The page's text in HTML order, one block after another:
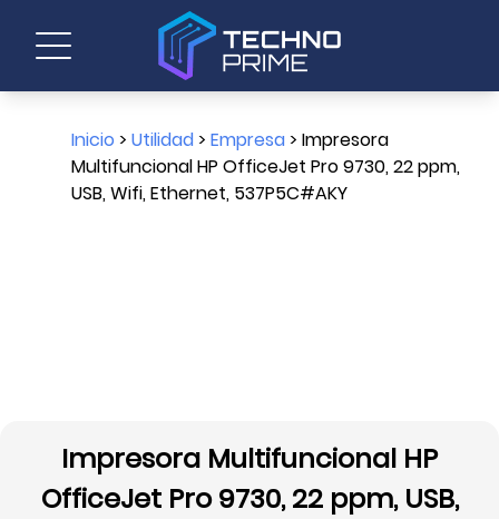
Inicio > Utilidad> Empresa> Impresora
Multifuncional HP OfficeJet Pro 9730, 22 ppm,
USB, Wifi, Ethernet, 537P5C#AKY
Impresora Multifuncional HP
OfficeJet Pro 9730, 22 ppm, USB,